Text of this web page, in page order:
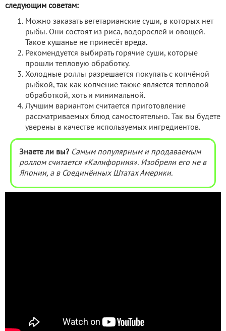
следующим советам:
Можно заказать вегетарианские суши, в которых нет
рыбы. Они состоят из риса, водорослей и овощей.
Такое кушанье не принесёт вреда.
Рекомендуется выбирать горячие суши, которые
прошли тепловую обработку.
Холодные роллы разрешается покупать с копчёной
рыбкой, так как копчение также является тепловой
обработкой, хоть и минимальной.
Лучшим вариантом считается приготовление
рассматриваемых блюд самостоятельно. Так вы будете
уверены в качестве используемых ингредиентов.
Знаете ли вы? Самым популярным и продаваемым
роллом считается «Калифорния». Изобрели его не в
Японии, а в Соединённых Штатах Америки.